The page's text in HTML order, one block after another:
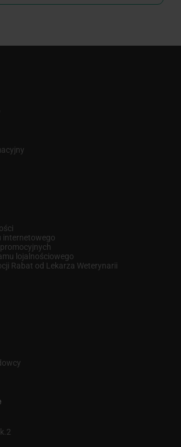
internetowego
lojalnościowego
Rabat od Lekarza Weterynarii